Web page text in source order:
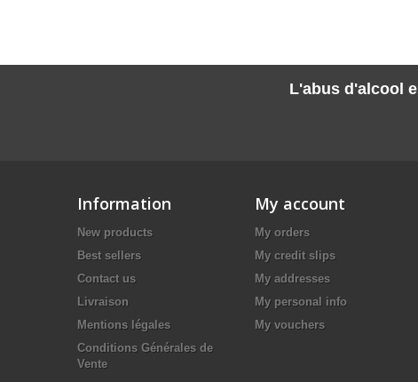
L'abus d'alcool
Information
New products
Best sellers
Contact us
Livraison
Mentions légales
Conditions Générales de
Vente
My account
My orders
My credit slips
My addresses
My personal info
My vouchers